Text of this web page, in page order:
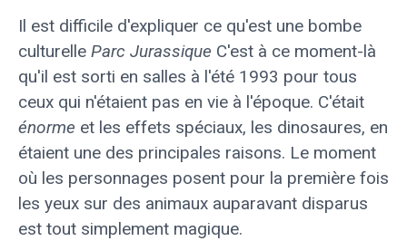
Il est difficile d'expliquer ce qu'est une bombe
culturelle Parc Jurassique C'est à ce moment-là
qu'il est sorti en salles à l'été 1993 pour tous
ceux qui n'étaient pas en vie à l'époque. C'était
énorme et les effets spéciaux, les dinosaures, en
étaient une des principales raisons. Le moment
où les personnages posent pour la première fois
les yeux sur des animaux auparavant disparus
est tout simplement magique.